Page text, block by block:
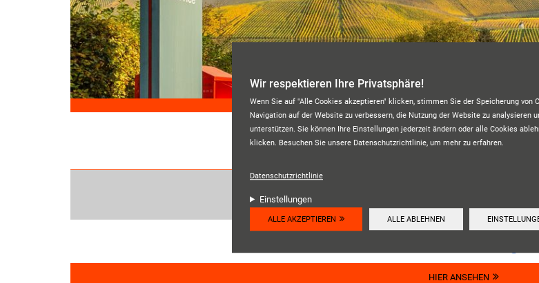
Wir respektieren Ihre Privatsphäre!
Wenn Sie auf "Alle Cookies akzeptieren" klicken, stimmen Sie der Speicherung von
Navigation auf der Website zu verbessern, die Nutzung der Website zu analysieren
unterstützen. Sie können Ihre Einstellungen jederzeit ändern oder alle Cookies
klicken. Besuchen Sie unsere Datenschutzrichtlinie, um mehr zu erfahren.
Datenschutzrichtlinie
Einstellungen
ALLE AKZEPTIEREN ALLE ABLEHNEN
Unsere Kundenbewertungen:
HIER ANSEHEN